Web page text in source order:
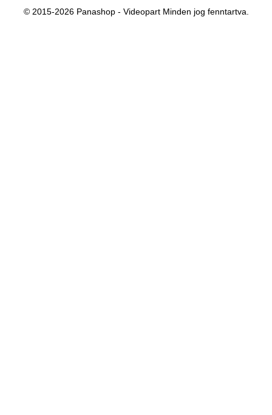
© 2015-2026 Panashop - Videopart Minden jog fenntartva.